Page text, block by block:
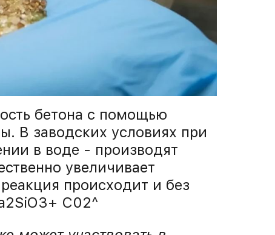
бетона с помощью
В заводских условиях при
в воде - производят
увеличивает
происходит и без
С02^